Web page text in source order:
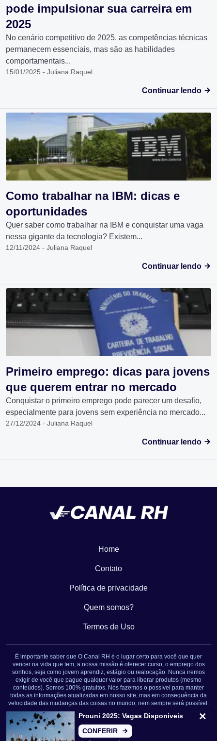
Prouni 2025: Vagas Disponiveis
CONFERIR
pode impulsionar sua carreira em
2025
No cenário competitivo de 2025, as competências técnicas
permanecem essenciais, mas são as habilidades
comportamentais...
15/01/2025 - Juliana Raquel
Continuar lendo
Como trabalhar na IBM: dicas e
oportunidades
Quer saber como trabalhar na IBM e conquistar uma vaga
nessa gigante da tecnologia? Existem...
12/11/2024 - Juliana Raquel
Continuar lendo
Primeiro emprego: dicas para jovens
que querem entrar no mercado
Conquistar o primeiro emprego pode parecer um desafio,
especialmente para jovens sem experiência no mercado...
27/12/2024 - Juliana Raquel
Continuar lendo
Home
Contato
Política de privacidade
Quem somos?
Termos de Uso
É importante saber que O Canal RH é o lugar certo para você que quer
vencer na vida que tem, a nossa missão é oferecer curso, o emprego dos
sonhos, seja como jovem aprendiz, estágio ou realocação. Nunca iremos
exigir de você que pague qualquer valor para liberar produtos (mesmo
conteúdos). Somos 100% gratuitos. Nós fazemos o possível para manter
todas as informações atualizadas em nosso site, mas em consequência da
velocidade das mudanças das coisas no mundo, nem sempre será possível.
Novamente: Nunca solicitamos nenhuma informação pessoal ou qualquer
tipo de cobrança. Somos um portal de conteúdo jornalístico. Caso isso
aconteça, entre em contato conosco imediatamente.